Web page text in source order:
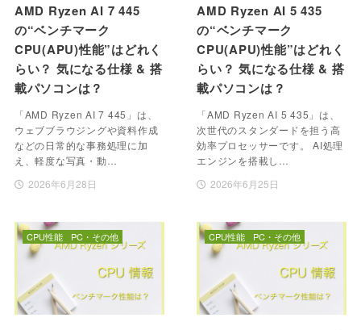
AMD Ryzen AI 7 445
の“ベンチマーク
CPU(APU)性能”はどれく
らい？ 気になる仕様 & 搭
載パソコンは？
「AMD Ryzen AI 7 445」は、
ウェブブラウジングや資料作成
などの日常的な事務処理に加
え、軽度な写真・動…
2026年6月28日
AMD Ryzen AI 5 435
の“ベンチマーク
CPU(APU)性能”はどれく
らい？ 気になる仕様 & 搭
載パソコンは？
「AMD Ryzen AI 5 435」は、
次世代のスタンダードを担う高
効率プロセッサーです。 AI処理
エンジンを搭載し…
2026年6月25日
CPU性能 PC・その他 CPU性能 PC・その他